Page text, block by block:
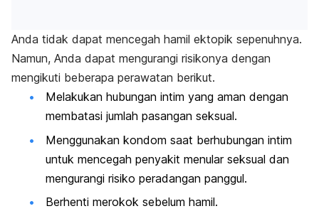
Anda tidak dapat mencegah hamil ektopik sepenuhnya.
Namun, Anda dapat mengurangi risikonya dengan
mengikuti beberapa perawatan berikut.
Melakukan hubungan intim yang aman dengan
membatasi jumlah pasangan seksual.
Menggunakan kondom saat berhubungan intim
untuk mencegah penyakit menular seksual dan
mengurangi risiko peradangan panggul.
Berhenti merokok sebelum hamil.